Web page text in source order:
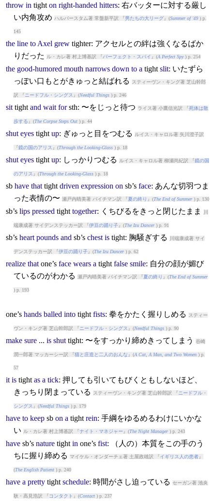
throw in tight on right-handed hitters: 右バッターに対する厳し
い内角攻め ハルバースタム著 常盤新平訳 『男たちの大リーグ』(Summer of '49) p.
145
the line to Axel grew tighter: アクセルとの絆は強くなるばか
りだった
ル・カレ著 村上博基訳 『パーフェクト・スパイ 』(A Perfect Spy) p. 254
the good-humored mouth narrows down to a tight slit: いたずら
っぽい口もとがきゅっと結ばれる
スティーヴン・キング著 芝山幹郎
訳 『 ニードフル・シングス 』(Needful Things) p. 246
sit tight and wait forsth: 〜をじっと待つ ライス著 小鷹信光訳 『死体は散
歩する 』(The Corpse Steps Out) p. 44
shut eyes tight up: ぎゅっと目をつむる ルイス・キャロル著 矢川澄子訳
『鏡の国のアリス 』(Through the Looking-Glass) p. 18
shut eyes tight up: しっかりつむる ルイス・キャロル著 柳瀬尚紀訳 『鏡の国
のアリス 』(Through the Looking-Glass) p. 18
sb have that tight driven expression on sb’s face: あんな切羽つま
った表情の〜 瀬戸内晴美著 バイチマン訳 『夏の終り 』(The End of Summer) p. 130
sb’s lips pressed tight together: くちびるをきっと閉じたまま 川
端康成著 サイデンステッカー訳 『伊豆の踊り子』(The Izu Dancer) p. 91
sb’s heart pounds and sb’s chest is tight: 胸騒ぎする 川端康成著 サイ
デンステッカー訳 『伊豆の踊り子』(The Izu Dancer) p. 62
realize thatone’s face wears a tight false smile: 自分の顔が媚び
ているのがわかる 瀬戸内晴美著 バイチマン訳 『夏の終り 』(The End of Summer
) p. 193
one’s hands balled into tight fists: 拳をかたく握りしめる スティー
ヴン・キング著 芝山幹郎訳 『 ニードフル・シングス 』(Needful Things) p. 90
make sure... is shut tight: 〜をすっかり締めきってしまう 谷崎
潤一郎著 マッカーシー訳 『猫と庄造と二人のおんな 』(A Cat, A Man, and Two Women) p.
57
it is tight as a tick: 押しても引いてもびくともしないほど、
きっちり閉まっている
スティーヴン・キング著 芝山幹郎訳 『 ニードフル・
シングス 』(Needful Things) p. 179
have to keepsb on a tight rein: 手綱をゆるめるわけにいかな
い
ル・カレ著 村上博基訳 『ナイト・マネジャー 』(The Night Manager) p. 243
havesb’s nature tight in one’s fist: （人の）本質をこの手のう
ちに握り締める
マイケル・オンダーチェ著 土屋政雄訳 『イギリス人の患者』
(The English Patient) p. 240
have a pretty tight schedule: 時間がさし迫っている セーガン著 池央
耿・高見浩訳 『コンタクト 』(Contact) p. 237